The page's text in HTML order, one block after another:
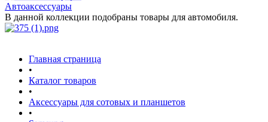
Автоаксессуары
В данной коллекции подобраны товары для автомобиля.
Главная страница
•
Каталог товаров
•
Аксессуары для сотовых и планшетов
•